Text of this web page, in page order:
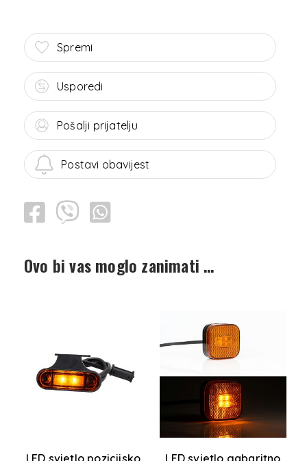
Spremi
Usporedi
Pošalji prijatelju
Postavi obavijest
Ovo bi vas moglo zanimati …